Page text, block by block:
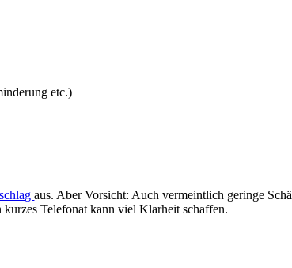
etc.)
aus. Aber Vorsicht: Auch vermeintlich geringe
Telefonat kann viel Klarheit schaffen.